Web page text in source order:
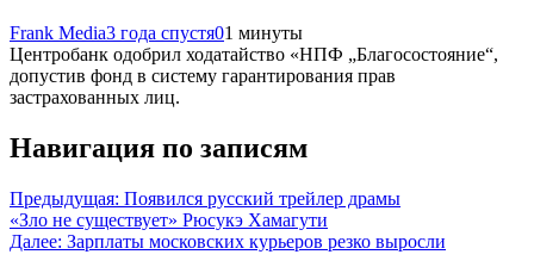
Frank Media3 года спустя01 минуты
Центробанк одобрил ходатайство «НПФ „Благосостояние“,
допустив фонд в систему гарантирования прав
застрахованных лиц.
Навигация по записям
Предыдущая: Появился русский трейлер драмы
«Зло не существует» Рюсукэ Хамагути
Далее: Зарплаты московских курьеров резко выросли